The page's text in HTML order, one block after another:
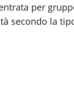
per
secondo la